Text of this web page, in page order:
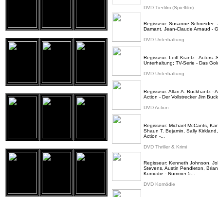
DVD Tierfilm (Spielfilm)
Regisseur: Susanne Schneider
Damant, Jean-Claude Arnaud -
DVD Unterhaltung
Regisseur: Leiff Krantz - Actors:
Unterhaltung; TV-Serie - Das
DVD Unterhaltung
Regisseur: Allan A. Buckhantz -
Action - Der Vollstrecker Jim
DVD Action
Regisseur: Michael McCants,
Shaun T. Bejamin, Sally
Action -...
DVD Thriller & Krimi
Regisseur: Kenneth Johnson,
Stevens, Austin Pendleton,
Komödie - Nummer 5...
DVD Komödie